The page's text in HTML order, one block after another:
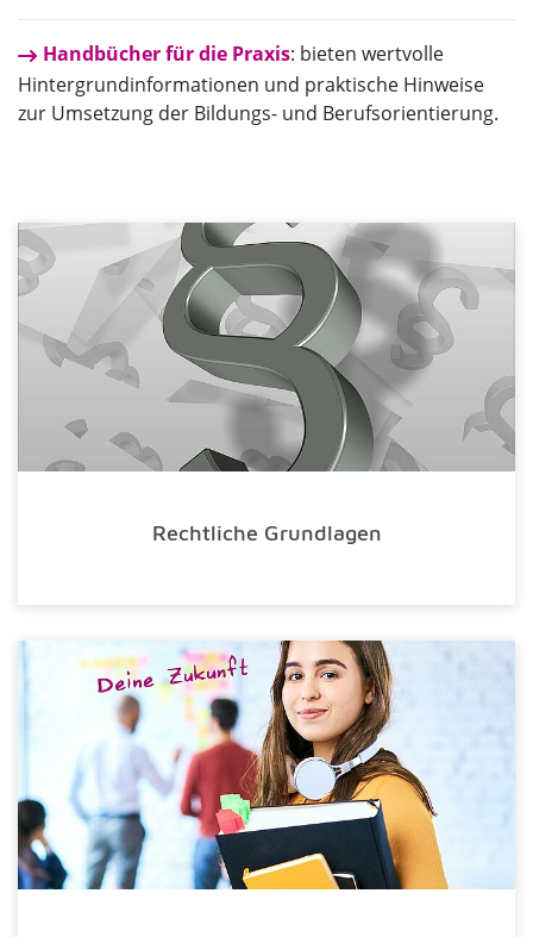
Handbücher für die Praxis​​​​​​​: bieten wertvolle
Hintergrundinformationen und praktische Hinweise
zur Umsetzung der Bildungs- und Berufsorientierung.
Rechtliche Grundlagen